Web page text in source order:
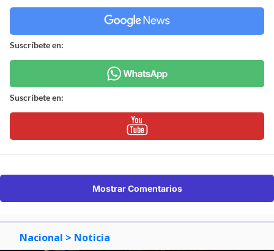
Suscríbete en:
Suscríbete en:
Mostrar Comentarios
Nacional > Noticia